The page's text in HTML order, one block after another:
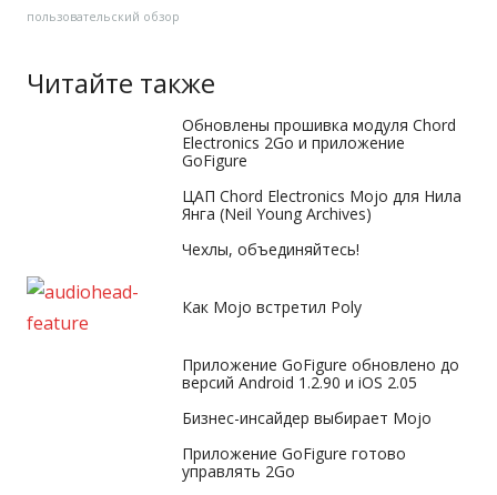
пользовательский обзор
Читайте также
Обновлены прошивка модуля Chord
Electronics 2Go и приложение
GoFigure
ЦАП Chord Electronics Mojo для Нила
Янга (Neil Young Archives)
Чехлы, объединяйтесь!
Как Mojo встретил Poly
Приложение GoFigure обновлено до
версий Android 1.2.90 и iOS 2.05
Бизнес-инсайдер выбирает Mojo
Приложение GoFigure готово
управлять 2Go